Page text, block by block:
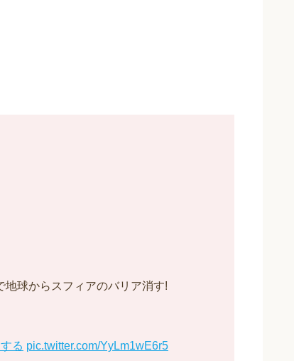
地球からスフィアのバリア消す!
る pic.twitter.com/YyLm1wE6r5